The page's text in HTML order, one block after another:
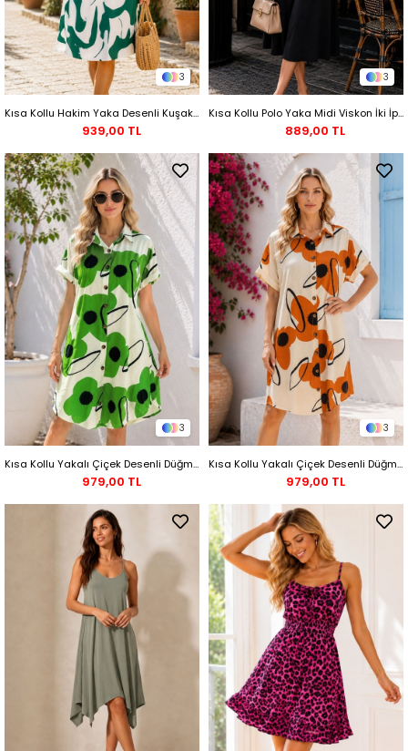
3
Kısa Kollu Hakim Yaka Desenli Kuşaklı Midi Süprem Elbise - Yeşil
939,00 TL
3
Kısa Kollu Polo Yaka Midi Viskon İki İplik Elbise - Siyah
889,00 TL
3
Kısa Kollu Yakalı Çiçek Desenli Düğmeli Süprem Elbise - Yeşil
979,00 TL
3
Kısa Kollu Yakalı Çiçek Desenli Düğmeli Süprem Elbise - Turuncu
979,00 TL